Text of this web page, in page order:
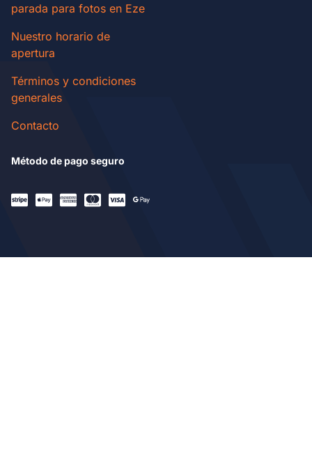
parada para fotos en Eze
Nuestro horario de
apertura
Términos y condiciones
generales
Contacto
Método de pago seguro